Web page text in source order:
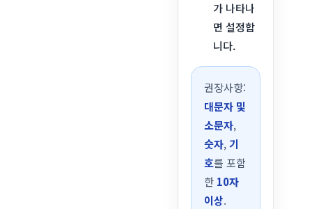
가 나타나
면 설정합
니다.
권장사항:
대문자 및
소문자,
숫자,기
호를 포함
한 10자
이상.